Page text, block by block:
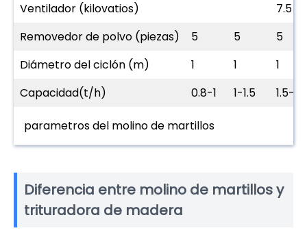
Ventilador (kilovatios)
7.5
Removedor de polvo (piezas)
5 5
5
Diámetro del ciclón (m)
1 1
1
Capacidad(t/h)
0.8-1 1-1.5 1.5-2
parametros del molino de martillos
Diferencia entre molino de martillos y
trituradora de madera